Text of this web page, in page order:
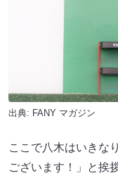
出典: FANY マガジン
ここで八木はいきな
ございます！」と挨